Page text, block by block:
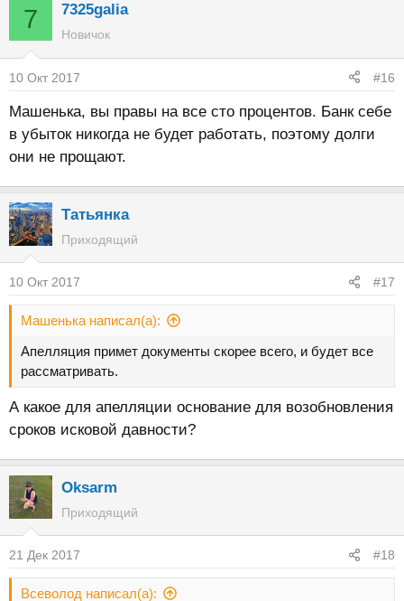
7 7325galia
Новичок
10 Окт 2017 #16
Машенька, вы правы на все сто процентов. Банк себе
в убыток никогда не будет работать, поэтому долги
они не прощают.
Татьянка
Приходящий
10 Окт 2017 #17
Машенька написал(а):
Апелляция примет документы скорее всего, и будет все
рассматривать.
А какое для апелляции основание для возобновления
сроков исковой давности?
Oksarm
Приходящий
21 Дек 2017 #18
Всеволод написал(а):